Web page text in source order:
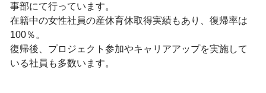
事部にて行っています。
在籍中の女性社員の産休育休取得実績もあり、復帰率は
100％。
復帰後、プロジェクト参加やキャリアアップを実施して
いる社員も多数います。